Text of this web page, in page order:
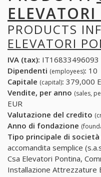
PRODUCTS
ELEVATORI
IVA (tax): IT16833496093
Dipendenti (employees): 10
Capitale (capital): 379,000
Vendite, per anno (sales,
EUR
Valutazione del credito
Anno di fondazione
Tipo principale di società
accomandita semplice
Csa Elevatori Pontina,
Installazione Attrezzature